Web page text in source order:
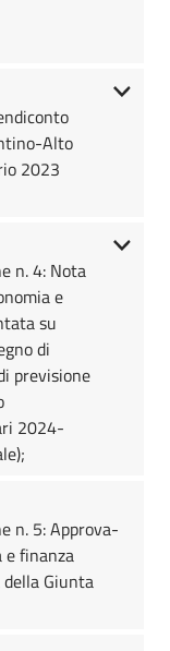
Alto
2023
n. 4: Nota
e
su
di
previsione
2024-
n. 5: Approva-
e finanza
della Giunta